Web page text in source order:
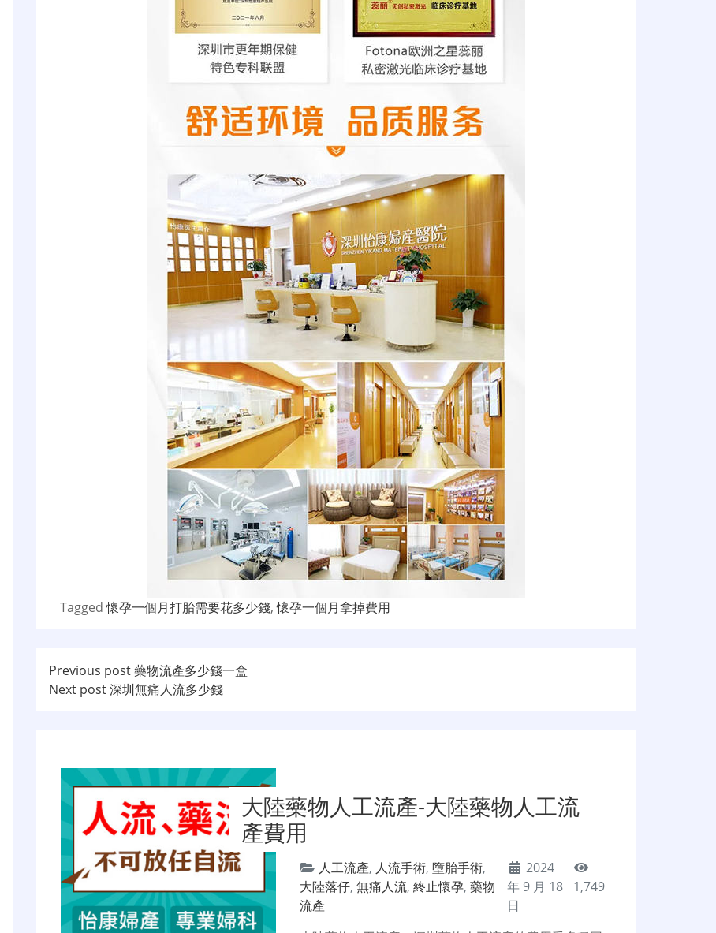
Tagged懷孕一個月打胎需要花多少錢,懷孕一個月拿掉費用
文
章
航
Previous post藥物流產多少錢一盒
Next post深圳無痛人流多少錢
大陸藥物人工流產-大陸藥物人工流
產費用
人工流產, 人流手術,墮胎手術,
大陸落仔,無痛人流,終止懷孕,藥物
流產
2024
年 9 月 18
日
1,749